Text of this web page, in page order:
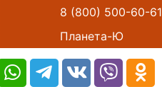
8 (800) 500-60-61
Планета-Ю